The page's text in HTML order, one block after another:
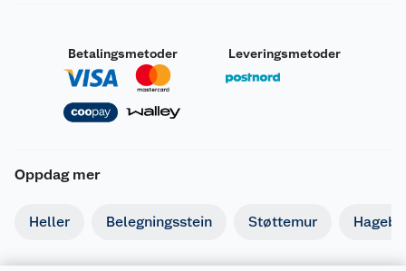
Betalingsmetoder Leveringsmetoder
Oppdag mer
Heller Belegningsstein Støttemur